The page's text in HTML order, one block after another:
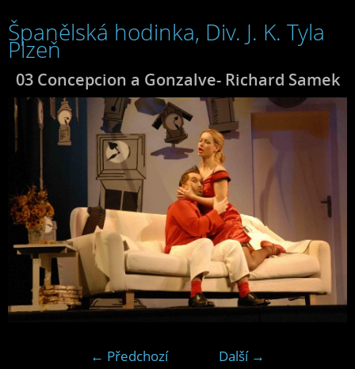
Španělská hodinka, Div. J. K. Tyla
Plzeň
03 Concepcion a Gonzalve- Richard Samek
← Předchozí
Další →